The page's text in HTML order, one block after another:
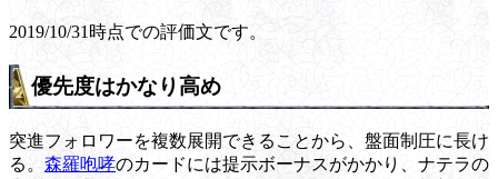
2019/10/31時点での評価文です。
優先度はかなり高め
突進フォロワーを複数展開できることから、盤面制圧に長け
る。 森羅咆哮のカードには提示ボーナスがかかり、ナテラの